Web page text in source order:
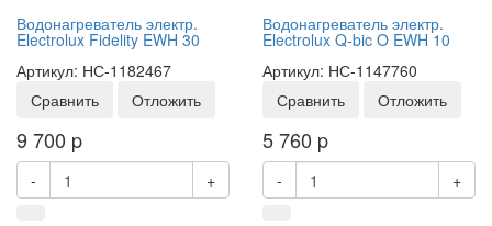
Водонагреватель электр.
Electrolux Fidelity EWH 30
Артикул: НС-1182467
Сравнить
Отложить
9 700 p
- +
Водонагреватель электр.
Electrolux Q-bic O EWH 10
Артикул: НС-1147760
Сравнить
Отложить
5 760 p
- +